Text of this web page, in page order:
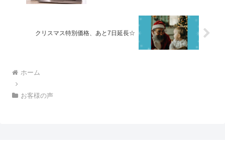
クリスマス特別価格、あと7日延長☆
ホーム
お客様の声